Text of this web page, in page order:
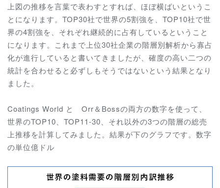
上図の推移を言葉で表わすとすれば、ほぼ横ばいというこ
とになります。TOP30社で世界の5割強を、TOP10社で世
界の4割強を、それぞれ継続的に占有しているということ
になります。これまで上位30社企業の階層別解析から寡占
化が進行していると書いてきましたが、確度の高い二つの
統計を合わせると必ずしもそうではないという結果となり
ました。
Coatings World と Orr＆Bossの両方の数字を使って、
世界のTOP10、TOP11-30、それ以外の3つの階層の総売
上推移を計算してみました。結果が下のグラフです。数字
の単位億ドル